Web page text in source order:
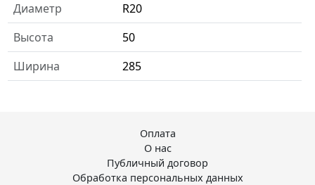
Диаметр
R20
Высота
50
Ширина
285
Оплата
О нас
Публичный договор
Обработка персональных данных